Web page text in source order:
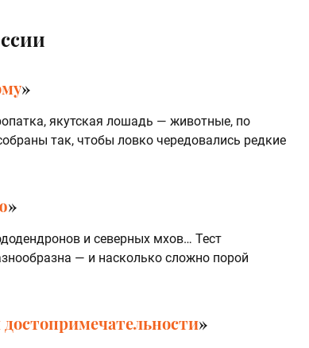
»
якутская лошадь — животные, по
так, чтобы ловко чередовались редкие
»
и северных мхов… Тест
— и насколько сложно порой
»